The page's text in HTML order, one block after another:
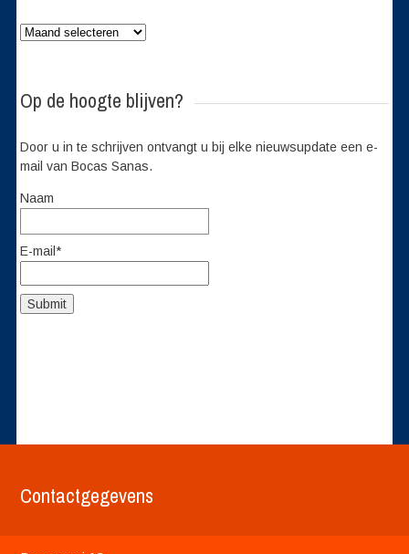
Archief
Op de hoogte blijven?
Door u in te schrijven ontvangt u bij elke nieuwsupdate een e-
mail van Bocas Sanas.
Naam
E-mail*
Contactgegevens